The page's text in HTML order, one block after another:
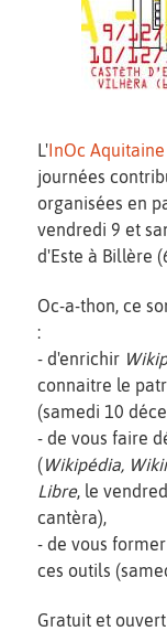
L'InOc Aquitaine
journées
organisées en
vendredi 9 et
d'Este à Billère
Oc-a-thon, ce
:
- d'enrichir
connaitre le
(samedi 10
- de vous faire
(Wikipédia,
Libre, le
cantèra),
- de vous
ces outils
Gratuit et